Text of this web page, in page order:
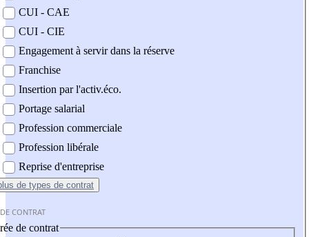
CUI - CAE
CUI - CIE
Engagement à servir dans la réserve
Franchise
Insertion par l'activ.éco.
Portage salarial
Profession commerciale
Profession libérale
Reprise d'entreprise
de types de contrat
CONTRAT
de contrat